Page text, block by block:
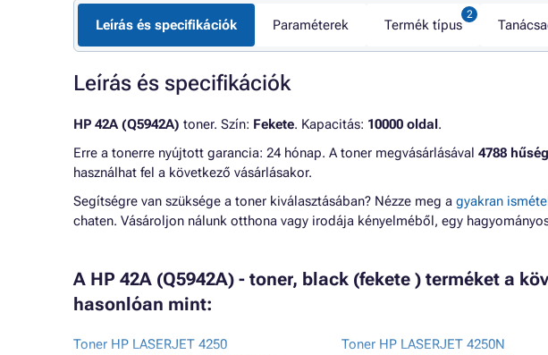
Leírás és specifikációk Paraméterek Termék típus
Leírás és specifikációk
HP 42A (Q5942A) toner. Szín: Fekete. Kapacitás: 10000 oldal.
Erre a tonerre nyújtott garancia: 24 hónap. A toner megvásárlásával 4788
használhat fel a következő vásárlásakor.
Segítségre van szüksége a toner kiválasztásában? Nézze meg a gyakran
chaten. Vásároljon nálunk otthona vagy irodája kényelméből, egy
A HP 42A (Q5942A) - toner, black (fekete ) terméket a
hasonlóan mint:
Toner HP LASERJET 4250
Toner HP LASERJET 4250N